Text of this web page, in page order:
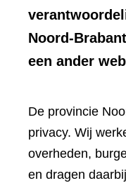
Noord-
een ander
De provincie
privacy. Wij
overheden,
en dragen